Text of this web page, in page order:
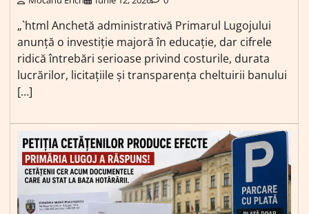
„`html Anchetă administrativă Primarul Lugojului
anunță o investiție majoră în educație, dar cifrele
ridică întrebări serioase privind costurile, durata
lucrărilor, licitațiile și transparența cheltuirii banului
[…]